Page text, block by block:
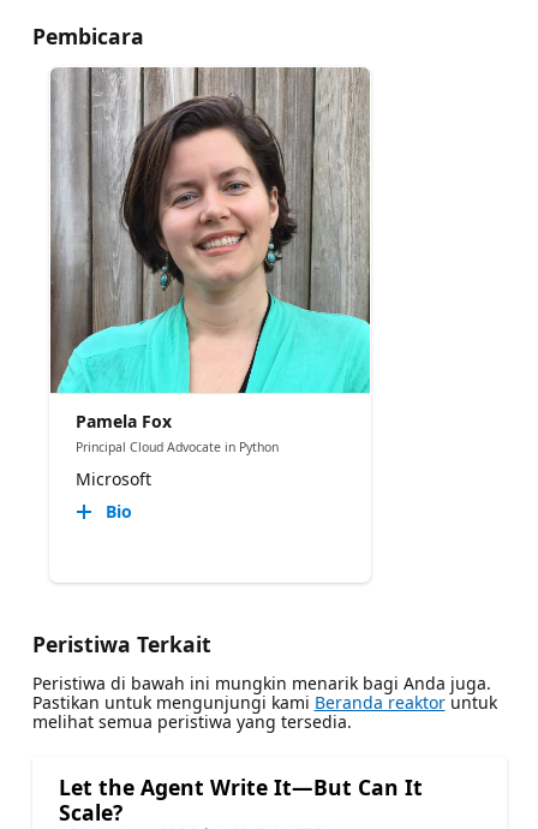
Pembicara
Pamela Fox
Principal Cloud Advocate in Python
Microsoft
Bio
Peristiwa Terkait
Peristiwa di bawah ini mungkin menarik bagi Anda juga.
Pastikan untuk mengunjungi kami Beranda reaktoruntuk
melihat semua peristiwa yang tersedia.
Let the Agent Write It—But Can It
Scale?